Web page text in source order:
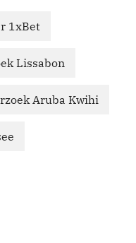
1xBet
Lissabon
Aruba Kwihi